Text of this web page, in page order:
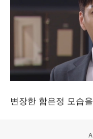
변장한 함은정 모습